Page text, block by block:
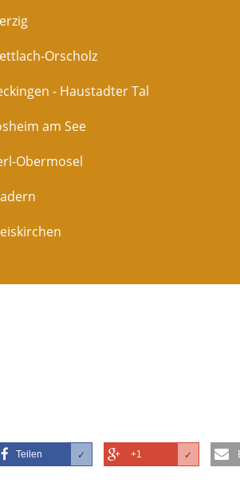
Orscholz
- Haustadter Tal
am See
Obermosel
Teilen ✓ +1 ✓